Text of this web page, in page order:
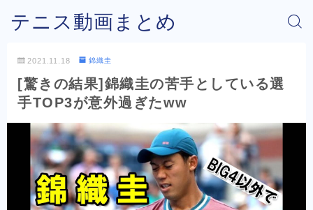
テニス動画まとめ
2021.11.18 錦織圭
[驚きの結果]錦織圭の苦手としている選
手TOP3が意外過ぎたww